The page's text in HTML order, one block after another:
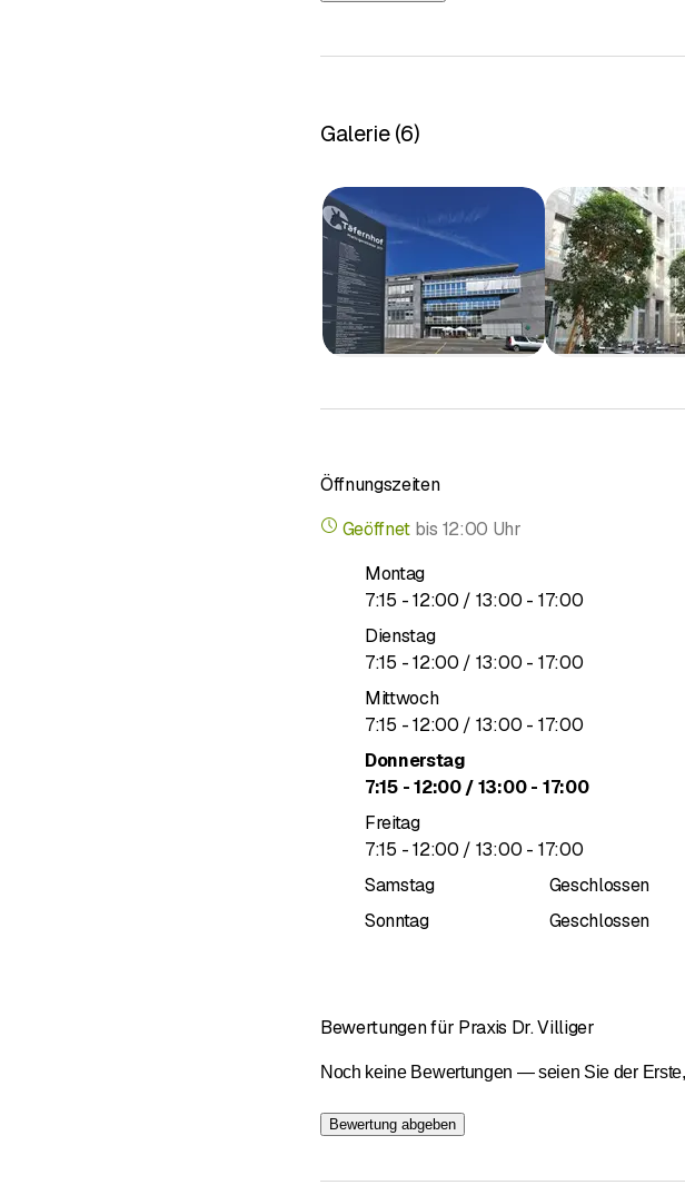
Moderne Ausstattung:Dank
Vereinbaren Sie jetzt Ihren Termin und
Bleiben Sie gesund – Ihr Team der Praxis Dr.
Galerie (6)
Öffnungszeiten
Geöffnet bis 12:00 Uhr
Montag
7:15 - bis
12:00 / 13:00 - bis
17:00
Dienstag
7:15 - bis
12:00 / 13:00 - bis
17:00
Mittwoch
7:15 - bis
12:00 / 13:00 - bis
17:00
Donnerstag
7:15 - bis
12:00/ 13:00 - bis
17:00
Freitag
7:15 - bis
12:00 / 13:00 - bis
17:00
Samstag
Geschlossen
Sonntag
Geschlossen
Bewertungen für Praxis Dr. Villiger
Noch keine Bewertungen — seien Sie der
Bewertung abgeben